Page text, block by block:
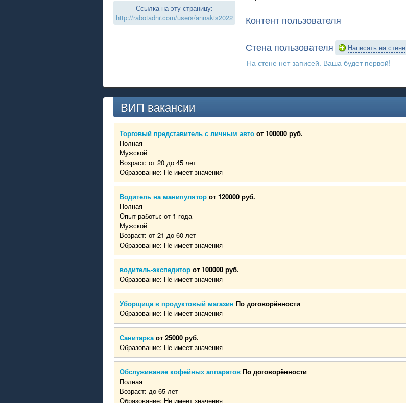
Ссылка на эту страницу:
http://rabotadnr.com/users/annakis2022
Контент пользователя
Стена пользователя Написать на стене
На стене нет записей. Ваша будет первой!
ВИП вакансии
Торговый представитель с личным авто от 100000 руб.
Полная
Мужской
Возраст: от 20 до 45 лет
Образование: Не имеет значения
Водитель на манипулятор от 120000 руб.
Полная
Опыт работы: от 1 года
Мужской
Возраст: от 21 до 60 лет
Образование: Не имеет значения
водитель-экспедитор от 100000 руб.
Образование: Не имеет значения
Уборщица в продуктовый магазин По договорённости
Образование: Не имеет значения
Санитарка от 25000 руб.
Образование: Не имеет значения
Обслуживание кофейных аппаратов По договорённости
Полная
Возраст: до 65 лет
Образование: Не имеет значения